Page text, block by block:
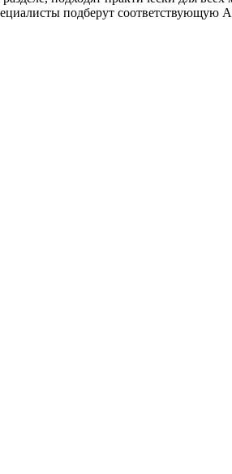
подберут соответствующую